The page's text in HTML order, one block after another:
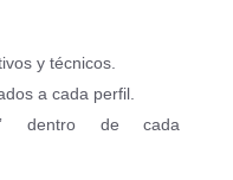
y técnicos.
a cada perfil.
dentro de cada